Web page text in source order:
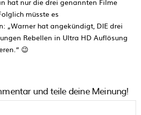
müsste es
„Warner hat angekündigt, DIE drei
Rebellen in Ultra HD Auflösung
😉
und teile deine Meinung!